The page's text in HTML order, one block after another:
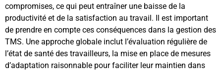
compromises, ce qui peut entraîner une baisse de la
productivité et de la satisfaction au travail. Il est important
de prendre en compte ces conséquences dans la gestion des
TMS. Une approche globale inclut l’évaluation régulière de
l’état de santé des travailleurs, la mise en place de mesures
d’adaptation raisonnable pour faciliter leur maintien dans